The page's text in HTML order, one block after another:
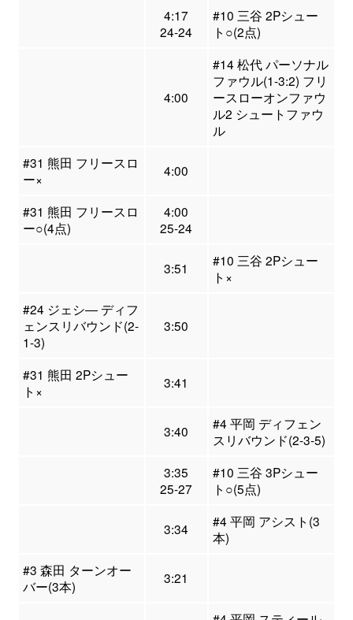
4:17
24-24
#10 三谷 2Pシュー
ト○(2点)
4:00
#14 松代 パーソナル
ファウル(1-3:2) フリ
ースローオンファウ
ル2 シュートファウ
ル
#31 熊田 フリースロ
ー×
4:00
#31 熊田 フリースロ
ー○(4点)
4:00
25-24
3:51
#10 三谷 2Pシュー
ト×
#24 ジェシ― ディフ
ェンスリバウンド(2-
1-3)
3:50
#31 熊田 2Pシュー
ト×
3:41
3:40
#4 平岡 ディフェン
スリバウンド(2-3-5)
3:35
25-27
#10 三谷 3Pシュー
ト○(5点)
3:34
#4 平岡 アシスト(3
本)
#3 森田 ターンオー
バー(3本)
3:21